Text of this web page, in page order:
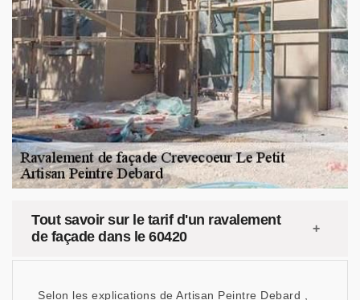
Tout savoir sur le tarif d'un ravalement
de façade dans le 60420
Selon les explications de Artisan Peintre Debard ,